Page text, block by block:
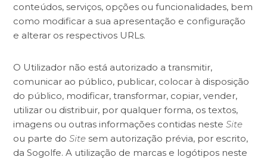
conteúdos, serviços, opções ou funcionalidades, bem
como modificar a sua apresentação e configuração
e alterar os respectivos URLs.
O Utilizador não está autorizado a transmitir,
comunicar ao público, publicar, colocar à disposição
do público, modificar, transformar, copiar, vender,
utilizar ou distribuir, por qualquer forma, os textos,
imagens ou outras informações contidas nesteSite
ou parte doSite sem autorização prévia, por escrito,
da Sogolfe. A utilização de marcas e logótipos neste